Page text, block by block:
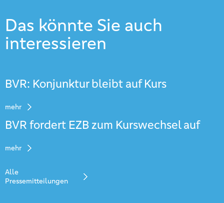
Das könnte Sie auch
interessieren
BVR: Konjunktur bleibt auf Kurs
mehr
BVR fordert EZB zum Kurswechsel auf
mehr
Alle
Pressemitteilungen